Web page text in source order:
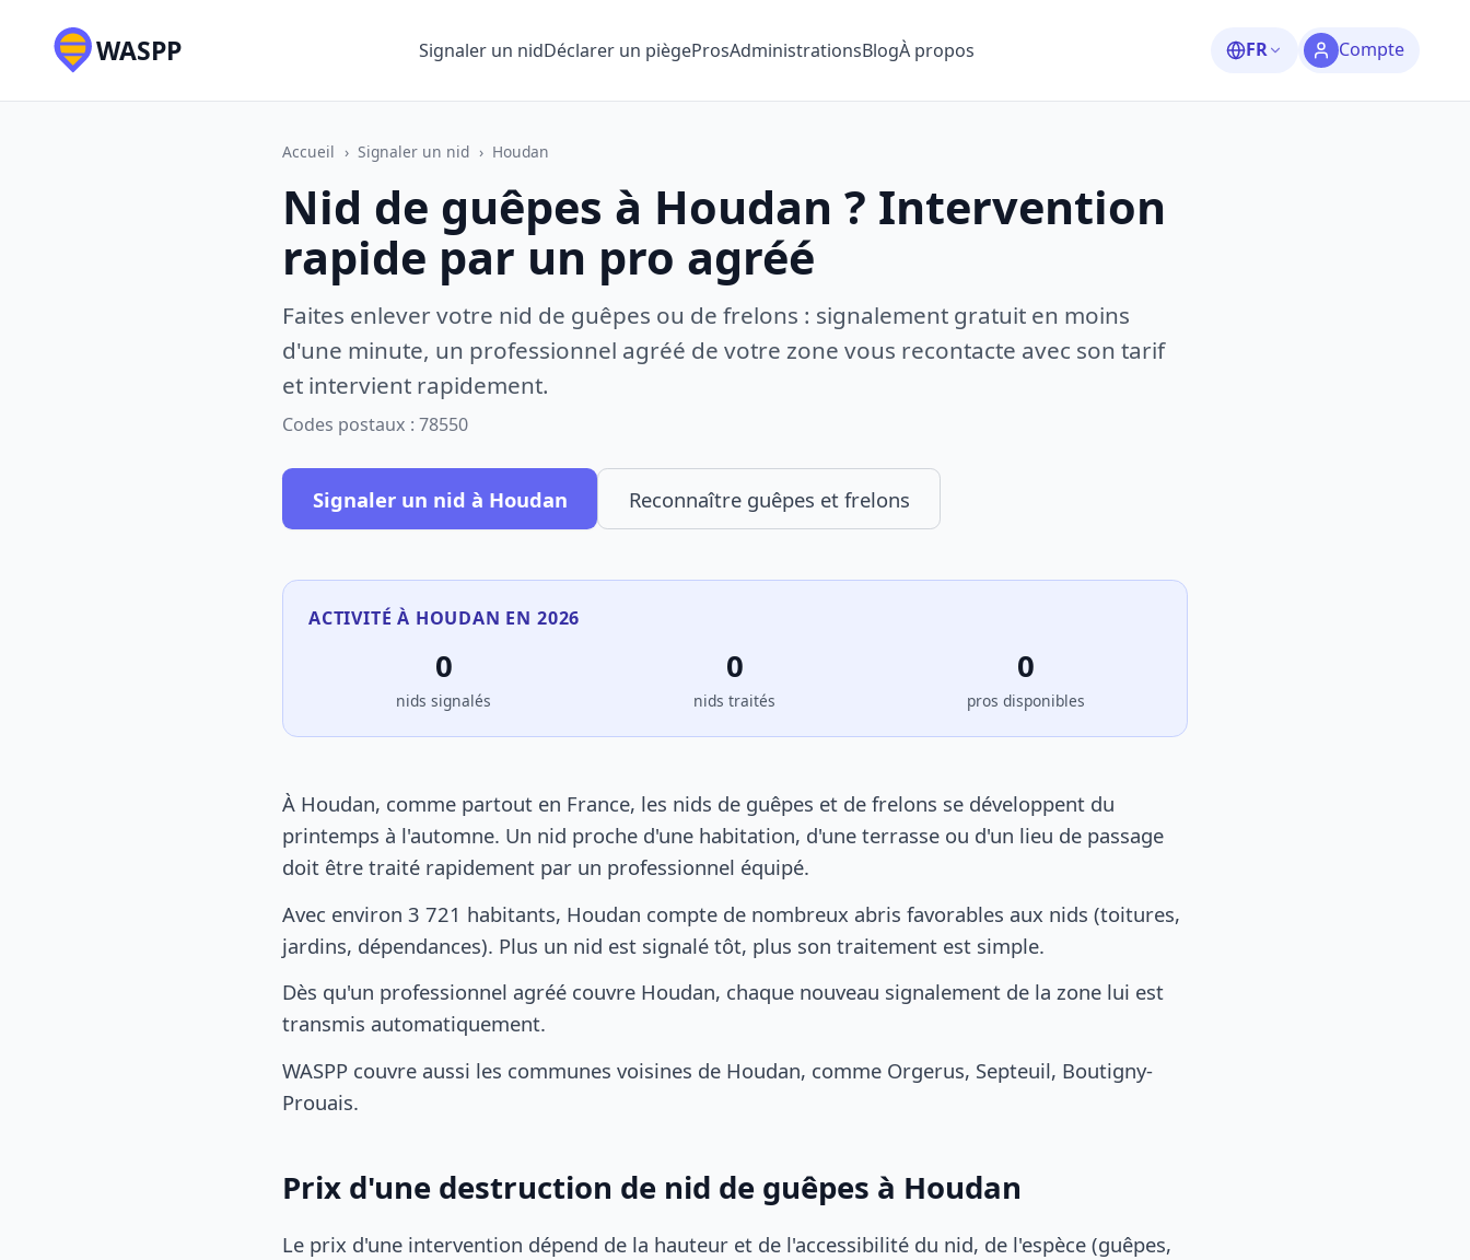
WASPP Signaler un nidDéclarer un piègeProsAdministrationsBlogÀ propos FR Compte
Accueil › Signaler un nid › Houdan
Nid de guêpes à Houdan ? Intervention
rapide par un pro agréé
Faites enlever votre nid de guêpes ou de frelons : signalement gratuit en moins
d'une minute, un professionnel agréé de votre zone vous recontacte avec son tarif
et intervient rapidement.
Codes postaux : 78550
Signaler un nid à Houdan Reconnaître guêpes et frelons
ACTIVITÉ À HOUDAN EN 2026
0
nids signalés
0
nids traités
0
pros disponibles
À Houdan, comme partout en France, les nids de guêpes et de frelons se développent du
printemps à l'automne. Un nid proche d'une habitation, d'une terrasse ou d'un lieu de passage
doit être traité rapidement par un professionnel équipé.
Avec environ 3 721 habitants, Houdan compte de nombreux abris favorables aux nids (toitures,
jardins, dépendances). Plus un nid est signalé tôt, plus son traitement est simple.
Dès qu'un professionnel agréé couvre Houdan, chaque nouveau signalement de la zone lui est
transmis automatiquement.
WASPP couvre aussi les communes voisines de Houdan, comme Orgerus, Septeuil, Boutigny-
Prouais.
Prix d'une destruction de nid de guêpes à Houdan
Le prix d'une intervention dépend de la hauteur et de l'accessibilité du nid, de l'espèce (guêpes,